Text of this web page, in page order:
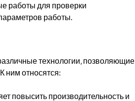
работы для проверки
работы.
технологии‚ позволяющие
ним относятся:
повысить производительность и